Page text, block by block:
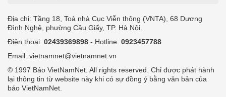
Địa chỉ: Tầng 18, Toà nhà Cục Viễn thông (VNTA), 68 Dương
Đình Nghệ, phường Cầu Giấy, TP. Hà Nội.
Điện thoại: 02439369898 - Hotline: 0923457788
Email: vietnamnet@vietnamnet.vn
© 1997 Báo VietNamNet. All rights reserved. Chỉ được phát hành
lại thông tin từ website này khi có sự đồng ý bằng văn bản của
báo VietNamNet.